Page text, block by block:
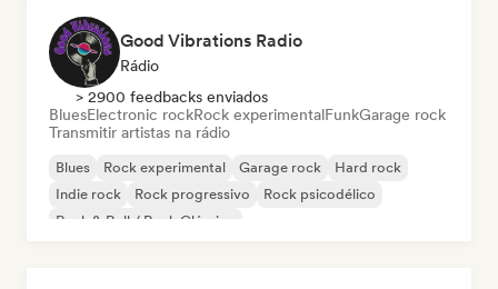
Good Vibrations Radio
Rádio
> 2900 feedbacks enviados
BluesElectronic rockRock experimentalFunkGarage rock
Transmitir artistas na rádio
Blues Rock experimental Garage rock
Hard rock
Indie rock
Rock progressivo
Rock psicodélico
Rock & Roll / Rock Clássico